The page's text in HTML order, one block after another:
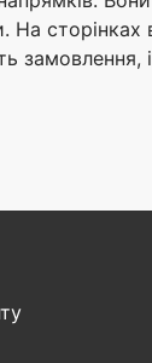
На сторінках